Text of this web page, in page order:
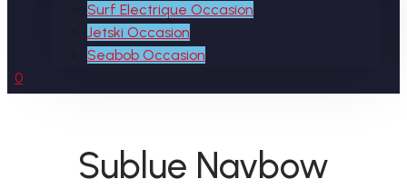
Surf Electrique Occasion
Jetski Occasion
Seabob Occasion
0
Sublue Navbow